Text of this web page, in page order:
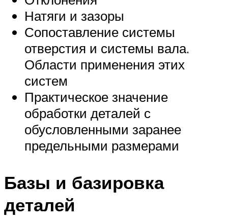
Натяги и зазоры
Сопоставление системы
отверстия и системы вала.
Области применения этих
систем
Практическое значение
обработки деталей с
обусловленными заранее
предельными размерами
Базы и базировка
деталей